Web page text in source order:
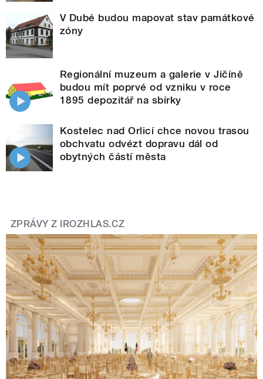
V Dubé budou mapovat stav památkové
zóny
Regionální muzeum a galerie v Jičíně
budou mít poprvé od vzniku v roce
1895 depozitář na sbírky
Kostelec nad Orlicí chce novou trasou
obchvatu odvézt dopravu dál od
obytných částí města
ZPRÁVY Z IROZHLAS.CZ